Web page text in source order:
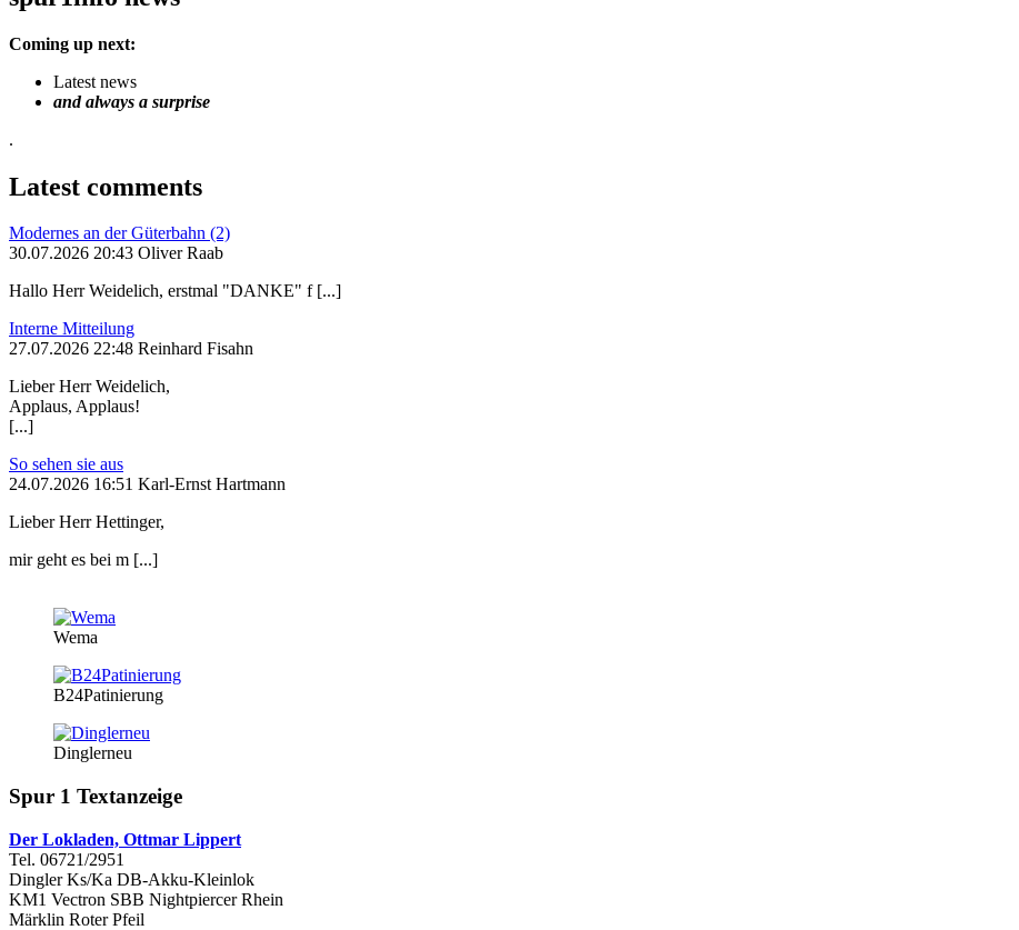
Coming up next:
Latest news
and always a surprise
.
Latest comments
Modernes an der Güterbahn (2)
30.07.2026 20:43 Oliver Raab
Hallo Herr Weidelich, erstmal "DANKE" f [...]
Interne Mitteilung
27.07.2026 22:48 Reinhard Fisahn
Lieber Herr Weidelich,
Applaus, Applaus!
[...]
So sehen sie aus
24.07.2026 16:51 Karl-Ernst Hartmann
Lieber Herr Hettinger,
mir geht es bei m [...]
Wema
B24Patinierung
Dinglerneu
Spur 1 Textanzeige
Der Lokladen, Ottmar Lippert
Tel. 06721/2951
Dingler Ks/Ka DB-Akku-Kleinlok
KM1 Vectron SBB Nightpiercer Rhein
Märklin Roter Pfeil